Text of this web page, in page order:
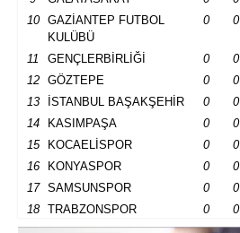
10
GAZİANTEP FUTBOL
KULÜBÜ
0 0
11 GENÇLERBİRLİĞİ 0
0
12
GÖZTEPE 0
0
13
İSTANBUL BAŞAKŞEHİR 0
0
14
KASIMPAŞA 0
0
15
KOCAELİSPOR 0
0
16
KONYASPOR 0
0
17
SAMSUNSPOR 0
0
18
TRABZONSPOR 0 0